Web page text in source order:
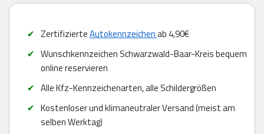
ZertifizierteAutokennzeichenab 4,90€
Wunschkennzeichen Schwarzwald-Baar-Kreis bequem
online reservieren
Alle Kfz-Kennzeichenarten, alle Schildergrößen
Kostenloser und klimaneutraler Versand (meist am
selben Werktag)